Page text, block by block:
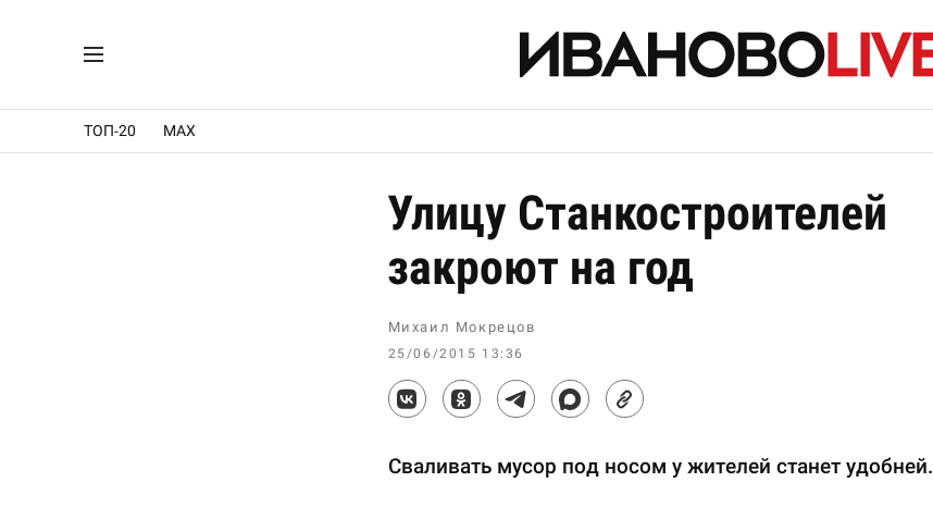
ТОП-20 MAX
Улицу Станкостроителей
закроют на год
Михаил Мокрецов
25/06/2015 13:36
Сваливать мусор под носом у жителей станет удобней.